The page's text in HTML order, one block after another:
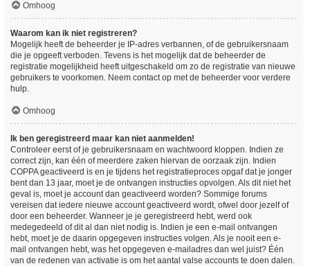
Omhoog
Waarom kan ik niet registreren?
Mogelijk heeft de beheerder je IP-adres verbannen, of de gebruikersnaam
die je opgeeft verboden. Tevens is het mogelijk dat de beheerder de
registratie mogelijkheid heeft uitgeschakeld om zo de registratie van nieuwe
gebruikers te voorkomen. Neem contact op met de beheerder voor verdere
hulp.
Omhoog
Ik ben geregistreerd maar kan niet aanmelden!
Controleer eerst of je gebruikersnaam en wachtwoord kloppen. Indien ze
correct zijn, kan één of meerdere zaken hiervan de oorzaak zijn. Indien
COPPA geactiveerd is en je tijdens het registratieproces opgaf dat je jonger
bent dan 13 jaar, moet je de ontvangen instructies opvolgen. Als dit niet het
geval is, moet je account dan geactiveerd worden? Sommige forums
vereisen dat iedere nieuwe account geactiveerd wordt, ofwel door jezelf of
door een beheerder. Wanneer je je geregistreerd hebt, werd ook
medegedeeld of dit al dan niet nodig is. Indien je een e-mail ontvangen
hebt, moet je de daarin opgegeven instructies volgen. Als je nooit een e-
mail ontvangen hebt, was het opgegeven e-mailadres dan wel juist? Één
van de redenen van activatie is om het aantal valse accounts te doen dalen.